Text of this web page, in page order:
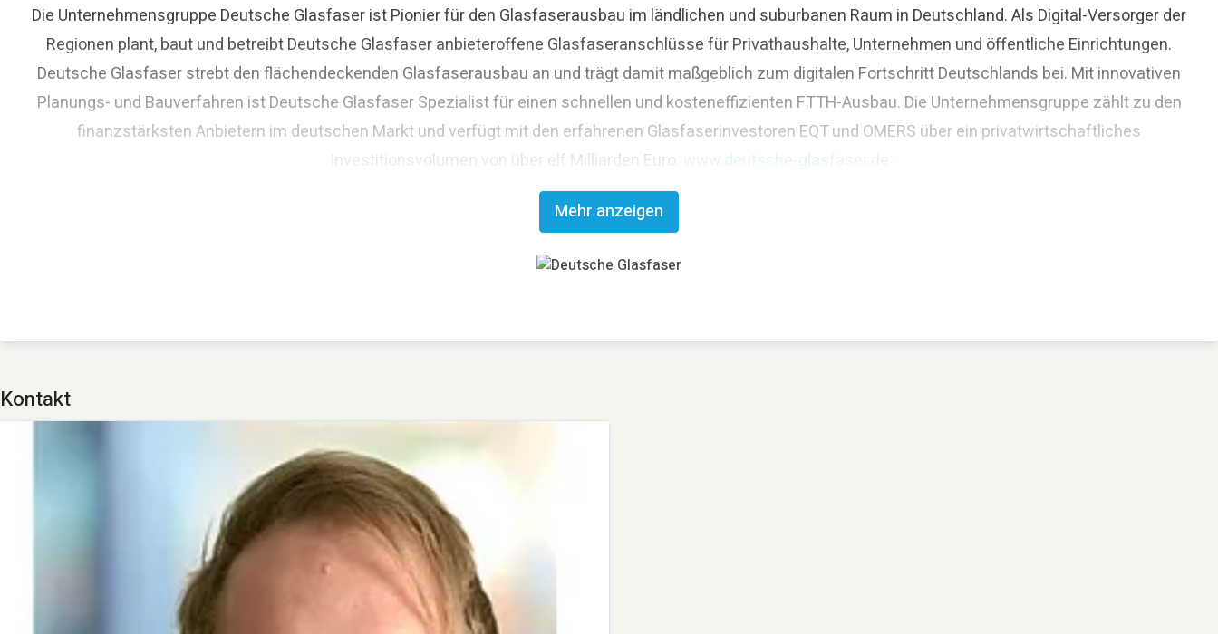
Die Unternehmensgruppe Deutsche Glasfaser ist Pionier für den Glasfaserausbau im ländlichen und suburbanen Raum in Deutschland. Als Digital-Versorger der
Regionen plant, baut und betreibt Deutsche Glasfaser anbieteroffene Glasfaseranschlüsse für Privathaushalte, Unternehmen und öffentliche Einrichtungen.
Deutsche Glasfaser strebt den flächendeckenden Glasfaserausbau an und trägt damit maßgeblich zum digitalen Fortschritt Deutschlands bei. Mit innovativen
Planungs- und Bauverfahren ist Deutsche Glasfaser Spezialist für einen schnellen und kosteneffizienten FTTH-Ausbau. Die Unternehmensgruppe zählt zu den
finanzstärksten Anbietern im deutschen Markt und verfügt mit den erfahrenen Glasfaserinvestoren EQT und OMERS über ein privatwirtschaftliches
Investitionsvolumen von über elf Milliarden Euro. www.deutsche-glasfaser.de
Mehr anzeigen
Kontakt